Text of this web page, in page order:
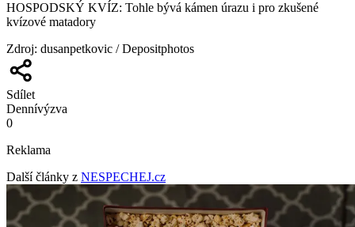
HOSPODSKÝ KVÍZ: Tohle bývá kámen úrazu i pro zkušené
kvízové matadory
Zdroj: dusanpetkovic / Depositphotos
Sdílet
Dennívýzva
0
Reklama
Další články z NESPECHEJ.cz